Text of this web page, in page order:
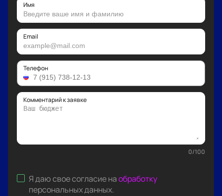
Имя
Email
Телефон
Комментарий к заявке
0/100
Я даю свое согласие наобработку
персональных данных.